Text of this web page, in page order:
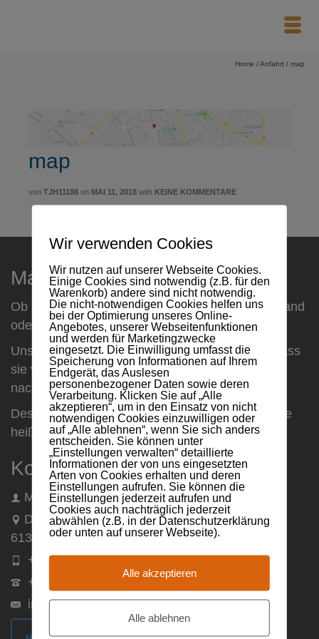
Home /Anfahrt / map
map
von TJH11188 on MAI 11, 2018 with KEINE KOMMENTARE
Maxsult
Ob Firmenkunden oder Privatperson, ob Mittelstand
oder Dax-Unternehmen ...
Unsere Kunden bestätigen uns immer wieder, dass
sie von unserer Vorgehensweise direkt und
nachhaltig profitieren.
Deshalb folgen auch Sie unserer Philosophie! Sie
heißt: Machen
Kontaktinformationen
Maxsult GmbH
Dillinger Straße 13
61381 Friedrichsdorf
+49 (0) 172 / 9721707
+49 (0) 6172 / 9445105
info@maxsult.de
Wir verwenden Cookies
Wir nutzen auf unserer Webseite Cookies.
Einige Cookies sind notwendig (z.B. für den
Warenkorb) andere sind nicht notwendig.
Die nicht-notwendigen Cookies helfen uns
bei der Optimierung unseres Online-
Angebotes, unserer Webseitenfunktionen
und werden für Marketingzwecke
eingesetzt. Die Einwilligung umfasst die
Speicherung von Informationen auf Ihrem
Endgerät, das Auslesen
personenbezogener Daten sowie deren
Verarbeitung. Klicken Sie auf „Alle
akzeptieren“, um in den Einsatz von nicht
notwendigen Cookies einzuwilligen oder
auf „Alle ablehnen“, wenn Sie sich anders
entscheiden. Sie können unter
„Einstellungen verwalten“ detaillierte
Informationen der von uns eingesetzten
Arten von Cookies erhalten und deren
Einstellungen aufrufen. Sie können die
Einstellungen jederzeit aufrufen und
Cookies auch nachträglich jederzeit
abwählen (z.B. in der Datenschutzerklärung
oder unten auf unserer Webseite).
Alle akzeptieren
Alle ablehnen